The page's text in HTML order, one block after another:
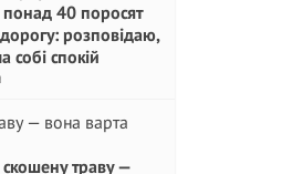
понад 40 поросят
розповідаю,
собі спокій
траву —